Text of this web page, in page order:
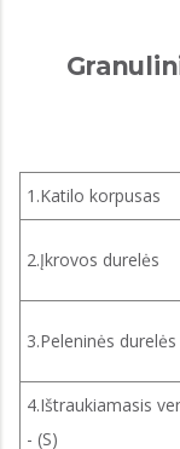
1.Katilo korpusas
2.Įkrovos durelės
3.Peleninės durelės
4.Ištraukiamasis
- (S)